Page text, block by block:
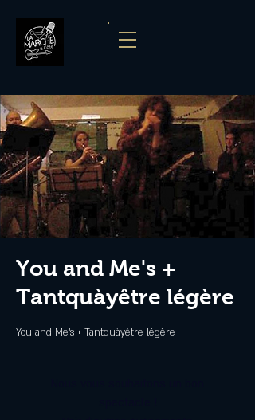
You and Me's +
Tantquàyêtre légère
You and Me's + Tantquàyêtre légère